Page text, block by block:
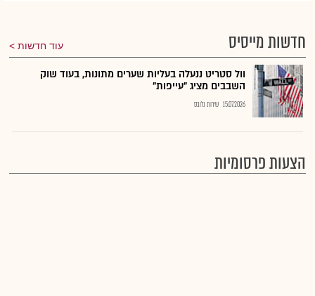
חדשות מייסיס עוד חדשות
וול סטריט ננעלה בעליות שערים מתונות, בעוד שוק
השבבים מציג "עייפות"
15.07.2026 שירות גלובס
הצעות פרסומיות